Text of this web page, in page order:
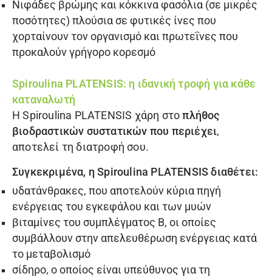
Νιφάδες βρώμης και κόκκινα φασόλια (σε μικρές
ποσότητες) πλούσια σε φυτικές ίνες που
χορταίνουν τον οργανισμό και πρωτεΐνες που
προκαλούν γρήγορο κορεσμό
Spiroulina PLATENSIS: η ιδανική τροφή για κάθε
καταναλωτή
Η Spiroulina PLATENSIS χάρη στοπλήθος
βιοδραστικών συστατικών που περιέχει,
αποτελεί τη διατροφή σου.
Συγκεκριμένα, η Spiroulina PLATENSIS διαθέτει:
υδατάνθρακες, που αποτελούν κύρια πηγή
ενέργειας του εγκεφάλου και των μυών
βιταμίνες του συμπλέγματος Β, οι οποίες
συμβάλλουν στην απελευθέρωση ενέργειας κατά
το μεταβολισμό
σίδηρο, ο οποίος είναι υπεύθυνος για τη